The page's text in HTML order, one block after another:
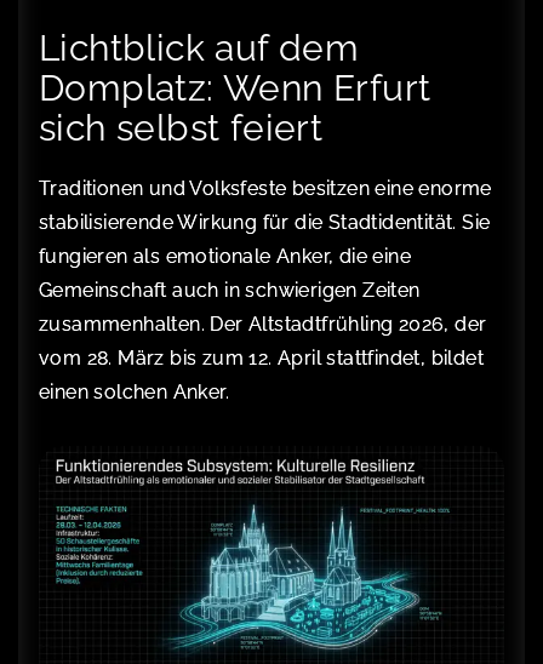
Lichtblick auf dem
Domplatz: Wenn Erfurt
sich selbst feiert
Traditionen und Volksfeste besitzen eine enorme
stabilisierende Wirkung für die Stadtidentität. Sie
fungieren als emotionale Anker, die eine
Gemeinschaft auch in schwierigen Zeiten
zusammenhalten. Der Altstadtfrühling 2026, der
vom 28. März bis zum 12. April stattfindet, bildet
einen solchen Anker.